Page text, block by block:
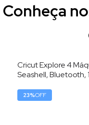
Conheça
Cricut Explore 4
Seashell, Bluetooth,
23%OFF